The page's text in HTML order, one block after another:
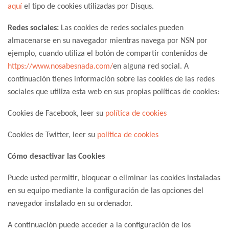
aquí el tipo de cookies utilizadas por Disqus.
Redes sociales: Las cookies de redes sociales pueden
almacenarse en su navegador mientras navega por NSN por
ejemplo, cuando utiliza el botón de compartir contenidos de
https://www.nosabesnada.com/en alguna red social. A
continuación tienes información sobre las cookies de las redes
sociales que utiliza esta web en sus propias políticas de cookies:
Cookies de Facebook, leer su política de cookies
Cookies de Twitter, leer su política de cookies
Cómo desactivar las Cookies
Puede usted permitir, bloquear o eliminar las cookies instaladas
en su equipo mediante la configuración de las opciones del
navegador instalado en su ordenador.
A continuación puede acceder a la configuración de los